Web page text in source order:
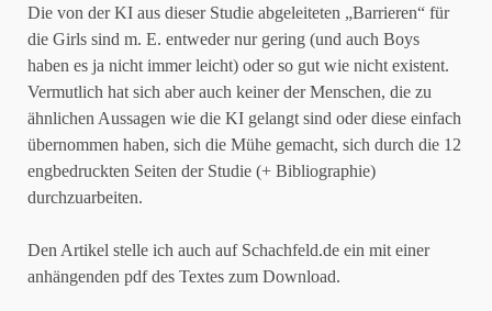
Die von der KI aus dieser Studie abgeleiteten „Barrieren“ für
die Girls sind m. E. entweder nur gering (und auch Boys
haben es ja nicht immer leicht) oder so gut wie nicht existent.
Vermutlich hat sich aber auch keiner der Menschen, die zu
ähnlichen Aussagen wie die KI gelangt sind oder diese einfach
übernommen haben, sich die Mühe gemacht, sich durch die 12
engbedruckten Seiten der Studie (+ Bibliographie)
durchzuarbeiten.
Den Artikel stelle ich auch auf Schachfeld.de ein mit einer
anhängenden pdf des Textes zum Download.